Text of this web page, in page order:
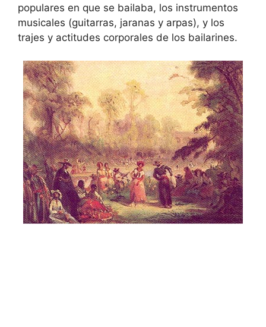
populares en que se bailaba, los instrumentos
musicales (guitarras, jaranas y arpas), y los
trajes y actitudes corporales de los bailarines.